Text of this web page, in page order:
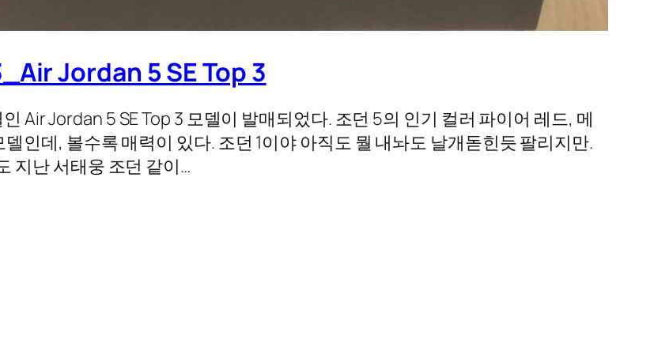
Jordan 5 SE Top 3
Air Jordan 5 SE Top 3 모델이 발매되었다. 조던 5의 인기 컬러 파이어 레드, 메
인데, 볼수록 매력이 있다. 조던 1이야 아직도 뭘 내놔도 날개돋힌듯 팔리지만.
지난 서태웅 조던 같이…